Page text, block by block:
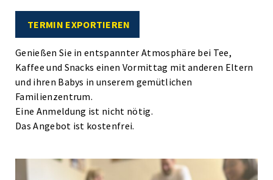
TERMIN EXPORTIEREN
Genießen Sie in entspannter Atmosphäre bei Tee,
Kaffee und Snacks einen Vormittag mit anderen Eltern
und ihren Babys in unserem gemütlichen
Familienzentrum.
Eine Anmeldung ist nicht nötig.
Das Angebot ist kostenfrei.